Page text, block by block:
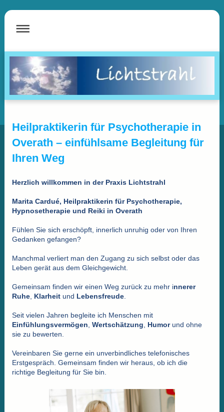
Heilpraktikerin für Psychotherapie in
Overath – einfühlsame Begleitung für
Ihren Weg
Herzlich willkommen in der Praxis Lichtstrahl
Marita Cardué, Heilpraktikerin für Psychotherapie,
Hypnosetherapie und Reiki in Overath
Fühlen Sie sich erschöpft, innerlich unruhig oder von Ihren
Gedanken gefangen?
Manchmal verliert man den Zugang zu sich selbst oder das
Leben gerät aus dem Gleichgewicht.
Gemeinsam finden wir einen Weg zurück zu mehr innerer
Ruhe, Klarheitund Lebensfreude.
Seit vielen Jahren begleite ich Menschen mit
Einfühlungsvermögen Wertschätzung Humorund ohne
sie zu bewerten.
Vereinbaren Sie gerne ein unverbindliches telefonisches
Erstgespräch. Gemeinsam finden wir heraus, ob ich die
richtige Begleitung für Sie bin.